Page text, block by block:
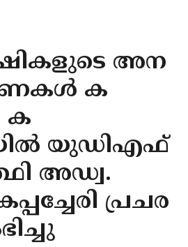
അന
ക
ക
യുഡിഎഫ്
അഡ്വ.
പ്രചര